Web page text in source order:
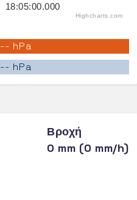
18:05:00.000
Highcharts.com
-- hPa
-- hPa
Βροχή
0 mm (0 mm/h)